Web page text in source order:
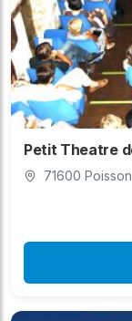
Petit Theatre
71600 Poisson